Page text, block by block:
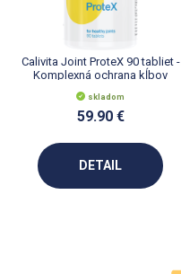
Calivita Joint ProteX 90 tabliet -
Komplexná ochrana kĺbov
skladom
59.90 €
DETAIL